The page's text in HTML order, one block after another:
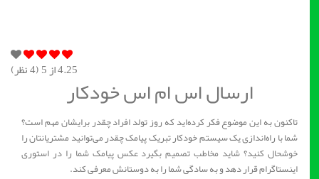
4.25از 5 ( 4نظر)
ارسال اس ام اس خودکار
تاکنون به این موضوع فکر کرده‌اید که روز تولد افراد چقدر برایشان مهم است؟
شما با راه‌اندازی یک سیستم خودکار تبریک پیامک چقدر می‌توانید مشتریانتان را
خوشحال کنید؟ شاید مخاطب تصمیم بگیرد عکس پیامک شما را در استوری
اینستاگرام قرار دهد و به ‌سادگی شما را به دوستانش معرفی کند.